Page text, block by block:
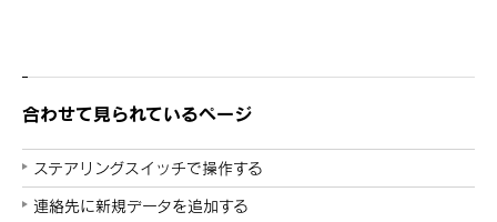
合わせて見られているページ
ステアリングスイッチで操作する
連絡先に新規データを追加する